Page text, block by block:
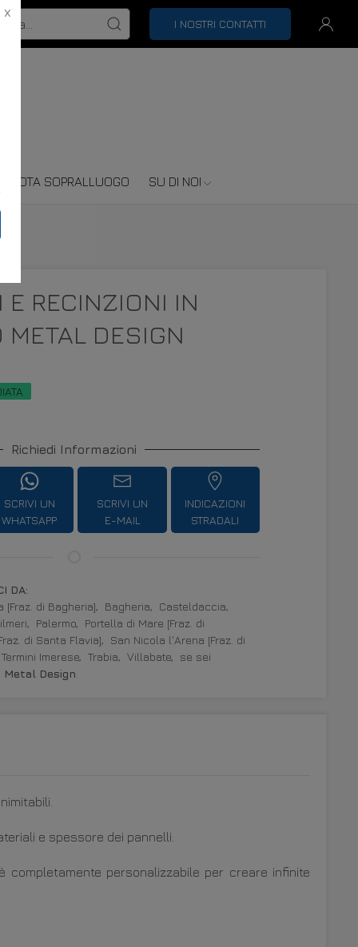
X
I NOSTRI CONTATTI
SOPRALLUOGO SU DI NOI
E RECINZIONI IN
DESIGN
Richiedi Informazioni
SCRIVI UN
WHATSAPP
SCRIVI UN
E-MAIL
INDICAZIONI
STRADALI
DA:
[Fraz. di Bagheria], Bagheria, Casteldaccia,
Palermo, Portella di Mare [Fraz. di
di Santa Flavia], San Nicola l'Arena [Fraz. di
Termini Imerese, Trabia, Villabate, se sei
Metal Design
e spessore dei pannelli.
personalizzabile per creare infinite